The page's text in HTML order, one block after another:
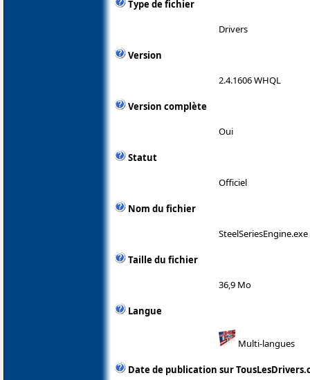
Type de fichier
Drivers
Version
2.4.1606 WHQL
Version complète
Oui
Statut
Officiel
Nom du fichier
SteelSeriesEngine.exe
Taille du fichier
36,9 Mo
Langue
Multi-langues
Date de publication sur